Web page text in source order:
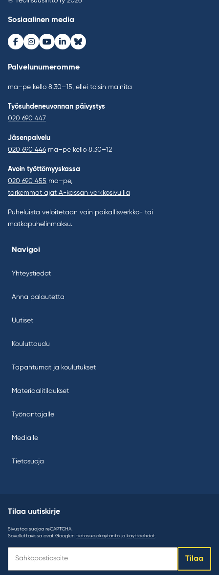
Sosiaalinen media
Facebook
Instagram
Youtube
LinkedInBluesky
Palvelunumeromme
ma–pe kello 8.30–15, ellei toisin mainita
Työsuhdeneuvonnan päivystys
020 690 447
Jäsenpalvelu
020 690 446 ma–pe kello 8.30–12
Avoin työttömyyskassa
020 690 455 ma–pe,
tarkemmat ajat A-kassan verkkosivuilla
Puheluista veloitetaan vain paikallisverkko- tai
matkapuhelinmaksu.
Navigoi
Yhteystiedot
Anna palautetta
Uutiset
Kouluttaudu
Tapahtumat ja koulutukset
Materiaalitilaukset
Työnantajalle
Medialle
Tietosuoja
Tilaa uutiskirje
Sivustoa suojaa reCAPTCHA.
Sovellettavissa ovat Googlen tietosuojakäytäntö ja käyttöehdot
uutiskirje:
Tilaa